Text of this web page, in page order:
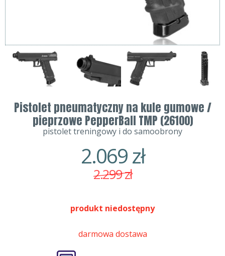
Pistolet pneumatyczny na kule gumowe /
pieprzowe PepperBall TMP (26100)
pistolet treningowy i do samoobrony
2.069zł
2.299zł
produkt niedostępny
darmowa dostawa